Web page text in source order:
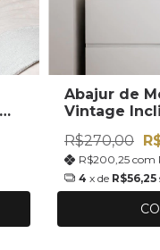
Abajur de
Vintage
R$270,00
R$200,25 com
4 x de R$56,25